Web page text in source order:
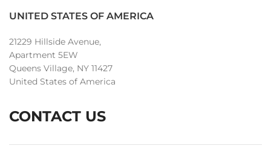
UNITED STATES OF AMERICA
21229 Hillside Avenue,
Apartment 5EW
Queens Village, NY 11427
United States of America
CONTACT US